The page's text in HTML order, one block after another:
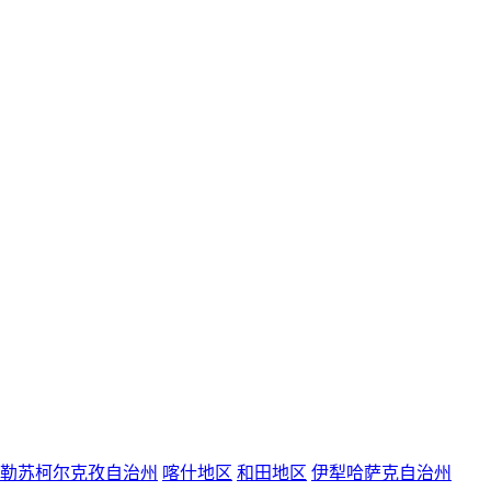
苏柯尔克孜自治州 喀什地区 和田地区 伊犁哈萨克自治州